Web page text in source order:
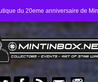
du 20eme anniversaire de